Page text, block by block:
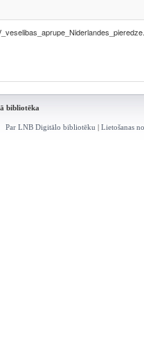
bibliotēka
Par LNB Digitālo bibliotēku | Lietošanas